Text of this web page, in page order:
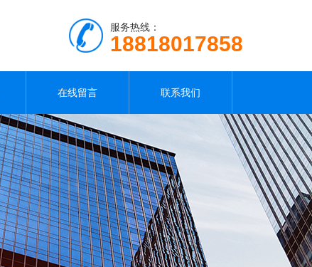
服务热线：
18818017858
在线留言 联系我们